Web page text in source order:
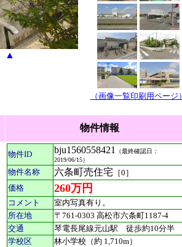
▲
（画像一覧印刷用ページ）
物件情報
物件ID bju1560558421
（最終確認日：
2019/06/15）
物件名称 六条町売住宅 ［0］
価格
260万円
コメント
室内写真有り。
所在地
〒761-0303 高松市六条町1187-4
交通
琴電長尾線元山駅 徒歩約10分半
学校区
林小学校（約 1,710m）